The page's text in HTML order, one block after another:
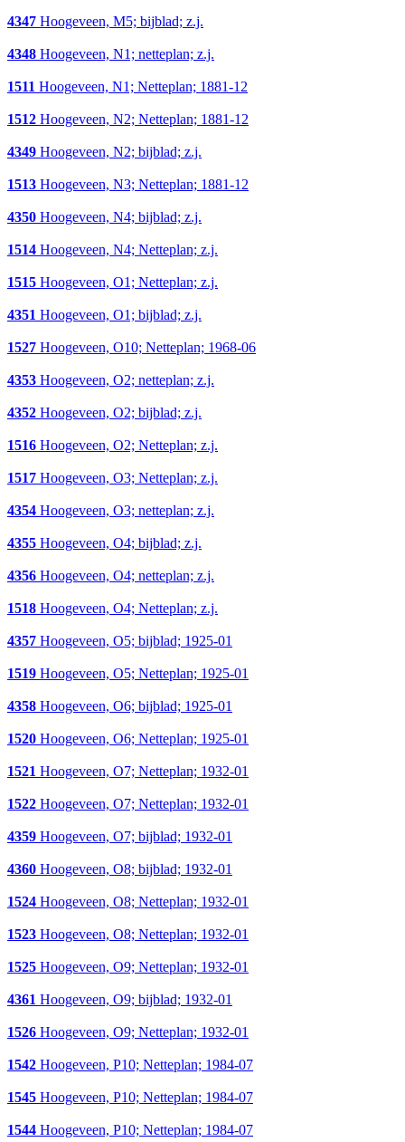
4347 Hoogeveen, M5; bijblad; z.j.
4348 Hoogeveen, N1; netteplan; z.j.
1511 Hoogeveen, N1; Netteplan; 1881-12
1512 Hoogeveen, N2; Netteplan; 1881-12
4349 Hoogeveen, N2; bijblad; z.j.
1513 Hoogeveen, N3; Netteplan; 1881-12
4350 Hoogeveen, N4; bijblad; z.j.
1514 Hoogeveen, N4; Netteplan; z.j.
1515 Hoogeveen, O1; Netteplan; z.j.
4351 Hoogeveen, O1; bijblad; z.j.
1527 Hoogeveen, O10; Netteplan; 1968-06
4353 Hoogeveen, O2; netteplan; z.j.
4352 Hoogeveen, O2; bijblad; z.j.
1516 Hoogeveen, O2; Netteplan; z.j.
1517 Hoogeveen, O3; Netteplan; z.j.
4354 Hoogeveen, O3; netteplan; z.j.
4355 Hoogeveen, O4; bijblad; z.j.
4356 Hoogeveen, O4; netteplan; z.j.
1518 Hoogeveen, O4; Netteplan; z.j.
4357 Hoogeveen, O5; bijblad; 1925-01
1519 Hoogeveen, O5; Netteplan; 1925-01
4358 Hoogeveen, O6; bijblad; 1925-01
1520 Hoogeveen, O6; Netteplan; 1925-01
1521 Hoogeveen, O7; Netteplan; 1932-01
1522 Hoogeveen, O7; Netteplan; 1932-01
4359 Hoogeveen, O7; bijblad; 1932-01
4360 Hoogeveen, O8; bijblad; 1932-01
1524 Hoogeveen, O8; Netteplan; 1932-01
1523 Hoogeveen, O8; Netteplan; 1932-01
1525 Hoogeveen, O9; Netteplan; 1932-01
4361 Hoogeveen, O9; bijblad; 1932-01
1526 Hoogeveen, O9; Netteplan; 1932-01
1542 Hoogeveen, P10; Netteplan; 1984-07
1545 Hoogeveen, P10; Netteplan; 1984-07
1544 Hoogeveen, P10; Netteplan; 1984-07